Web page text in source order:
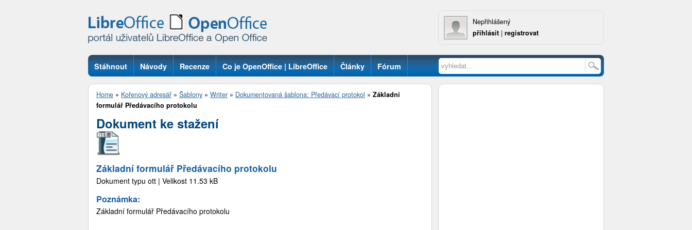
Nepřihlášený
přihlásit | registrovat
Stáhnout Návody Recenze Co je OpenOffice | LibreOffice Články Fórum
Otázky
Home » Kořenový adresář » Šablony » Writer » Dokumentovaná šablona: Předávací protokol » Základní
formulář Předávacího protokolu
Dokument ke stažení
Základní formulář Předávacího protokolu
Dokument typu ott | Velikost 11.53 kB
Poznámka:
Základní formulář Předávacího protokolu